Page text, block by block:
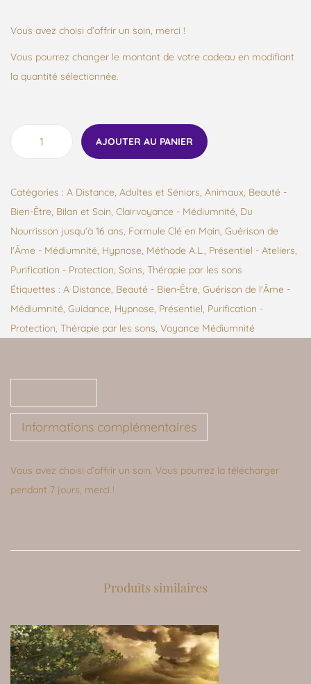
Vous avez choisi d’offrir un soin, merci !
Vous pourrez changer le montant de votre cadeau en modifiant
la quantité sélectionnée.
AJOUTER AU PANIER
Catégories : A Distance, Adultes et Séniors, Animaux, Beauté -
Bien-Être, Bilan et Soin, Clairvoyance - Médiumnité, Du
Nourrisson jusqu'à 16 ans, Formule Clé en Main, Guérison de
l'Âme - Médiumnité, Hypnose, Méthode A.L., Présentiel - Ateliers,
Purification - Protection, Soins, Thérapie par les sons
Étiquettes : A Distance, Beauté - Bien-Être, Guérison de l'Âme -
Médiumnité, Guidance, Hypnose, Présentiel, Purification -
Protection, Thérapie par les sons, Voyance Médiumnité
Informations complémentaires
Vous avez choisi d’offrir un soin. Vous pourrez la télécharger
pendant 7 jours, merci !
Produits similaires